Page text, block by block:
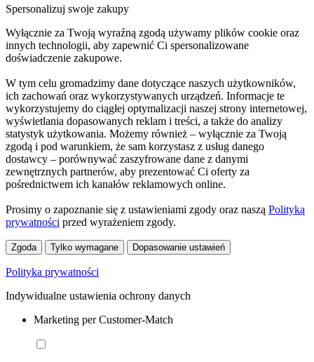
Spersonalizuj swoje zakupy
Wyłącznie za Twoją wyraźną zgodą używamy plików cookie oraz
innych technologii, aby zapewnić Ci spersonalizowane
doświadczenie zakupowe.
W tym celu gromadzimy dane dotyczące naszych użytkowników,
ich zachowań oraz wykorzystywanych urządzeń. Informacje te
wykorzystujemy do ciągłej optymalizacji naszej strony internetowej,
wyświetlania dopasowanych reklam i treści, a także do analizy
statystyk użytkowania. Możemy również – wyłącznie za Twoją
zgodą i pod warunkiem, że sam korzystasz z usług danego
dostawcy – porównywać zaszyfrowane dane z danymi
zewnętrznych partnerów, aby prezentować Ci oferty za
pośrednictwem ich kanałów reklamowych online.
Prosimy o zapoznanie się z ustawieniami zgody oraz naszą Polityką
prywatności przed wyrażeniem zgody.
Zgoda Tylko wymagane Dopasowanie ustawień
Polityka prywatności
Indywidualne ustawienia ochrony danych
Marketing per Customer-Match